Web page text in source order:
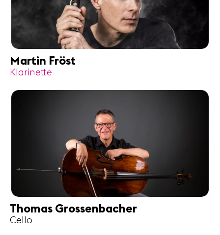
Martin Fröst
Klarinette
Thomas Grossenbacher
Cello